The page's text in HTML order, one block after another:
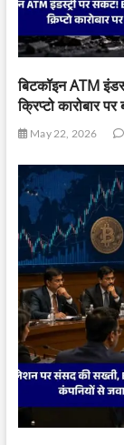
बिटकॉइन ATM
क्रिप्टो कारोबार
May 22, 2026